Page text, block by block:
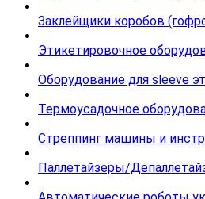
Заклейщики коробов
Этикетировочное
Оборудование для sleeve
Термоусадочное
Стреппинг машины и
Паллетайзеры/